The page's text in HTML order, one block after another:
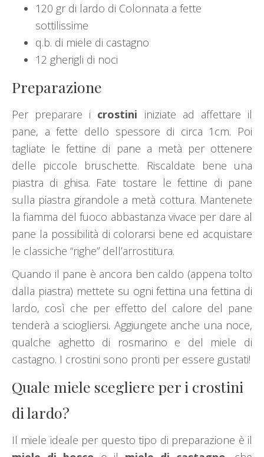
120 gr di lardo di Colonnata a fette
sottilissime
q.b. di miele di castagno
12 gherigli di noci
Preparazione
Per preparare i crostini iniziate ad affettare il
pane, a fette dello spessore di circa 1cm. Poi
tagliate le fettine di pane a metà per ottenere
delle piccole bruschette. Riscaldate bene una
piastra di ghisa. Fate tostare le fettine di pane
sulla piastra girandole a metà cottura. Mantenete
la fiamma del fuoco abbastanza vivace per dare al
pane la possibilità di colorarsi bene ed acquistare
le classiche “righe” dell’arrostitura.
Quando il pane è ancora ben caldo (appena tolto
dalla piastra) mettete su ogni fettina una fettina di
lardo, così che per effetto del calore del pane
tenderà a sciogliersi. Aggiungete anche una noce,
qualche aghetto di rosmarino e del miele di
castagno. I crostini sono pronti per essere gustati!
Quale miele scegliere per i crostini
di lardo?
Il miele ideale per questo tipo di preparazione è il